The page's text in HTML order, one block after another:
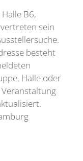
B6,
sein
besteht
Halle oder